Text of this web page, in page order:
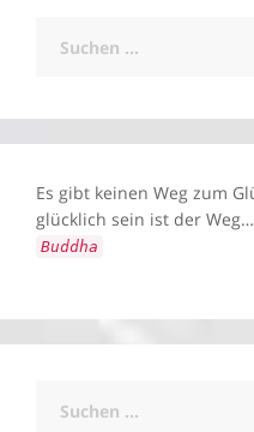
nach:
Es gibt keinen Weg zum
glücklich sein ist der Weg…
Buddha
nach: